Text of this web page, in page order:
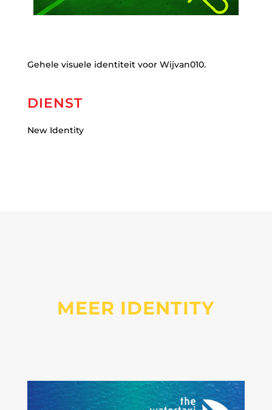
Gehele visuele identiteit voor Wijvan010.
DIENST
New Identity
MEER IDENTITY